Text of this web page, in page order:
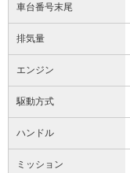
車台番号末尾
排気量
エンジン
駆動方式
ハンドル
ミッション